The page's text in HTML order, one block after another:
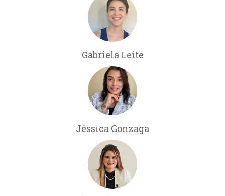
Gabriela Leite
Jéssica Gonzaga